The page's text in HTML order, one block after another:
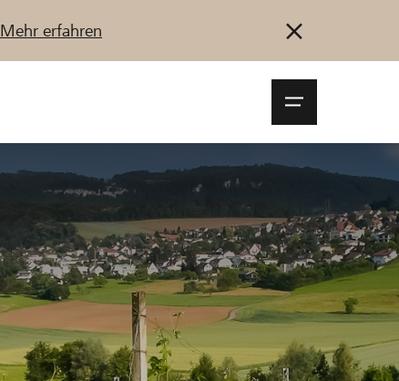
Mehr erfahren
Anmelden Registrieren
Jetzt starten